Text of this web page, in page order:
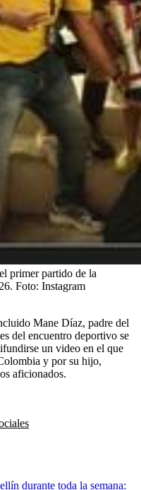
primer partido de la
Foto: Instagram
Mane Díaz, padre del
del encuentro deportivo se
un video en el que
y por su hijo,
aficionados.
durante toda la semana: